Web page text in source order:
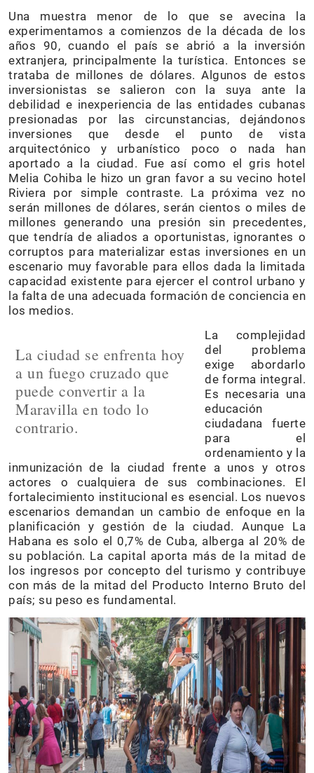
Una muestra menor de lo que se avecina la
experimentamos a comienzos de la década de los
años 90, cuando el país se abrió a la inversión
extranjera, principalmente la turística. Entonces se
trataba de millones de dólares. Algunos de estos
inversionistas se salieron con la suya ante la
debilidad e inexperiencia de las entidades cubanas
presionadas por las circunstancias, dejándonos
inversiones que desde el punto de vista
arquitectónico y urbanístico poco o nada han
aportado a la ciudad. Fue así como el gris hotel
Melia Cohiba le hizo un gran favor a su vecino hotel
Riviera por simple contraste. La próxima vez no
serán millones de dólares, serán cientos o miles de
millones generando una presión sin precedentes,
que tendría de aliados a oportunistas, ignorantes o
corruptos para materializar estas inversiones en un
escenario muy favorable para ellos dada la limitada
capacidad existente para ejercer el control urbano y
la falta de una adecuada formación de conciencia en
los medios.
La ciudad se enfrenta hoy
a un fuego cruzado que
puede convertir a la
Maravilla en todo lo
contrario.
La complejidad
del problema
exige abordarlo
de forma integral.
Es necesaria una
educación
ciudadana fuerte
para el
ordenamiento y la
inmunización de la ciudad frente a unos y otros
actores o cualquiera de sus combinaciones. El
fortalecimiento institucional es esencial. Los nuevos
escenarios demandan un cambio de enfoque en la
planificación y gestión de la ciudad. Aunque La
Habana es solo el 0,7% de Cuba, alberga al 20% de
su población. La capital aporta más de la mitad de
los ingresos por concepto del turismo y contribuye
con más de la mitad del Producto Interno Bruto del
país; su peso es fundamental.